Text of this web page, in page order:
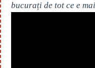
bucurați de tot ce e